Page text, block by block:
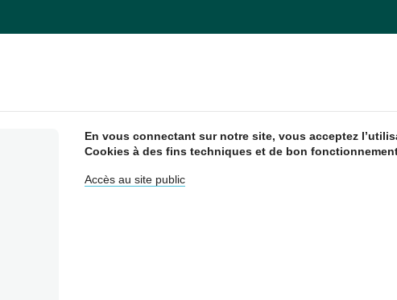
En vous connectant sur notre site, vous acceptez
Cookies à des fins techniques et de bon
Accès au site public